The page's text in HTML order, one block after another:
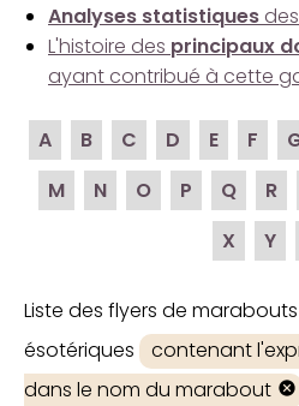
Analyses statistiques
L'histoire des principaux
ayant contribué à cette
A B C D E F
M
N O P Q R
X
Y
Liste des flyers de
ésotériques
contenant
dans le nom du marabout